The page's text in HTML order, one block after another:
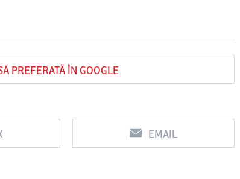
PREFERATĂ ÎN GOOGLE
EMAIL
Farul
Vs
Csikszereda Dinamo
Vs